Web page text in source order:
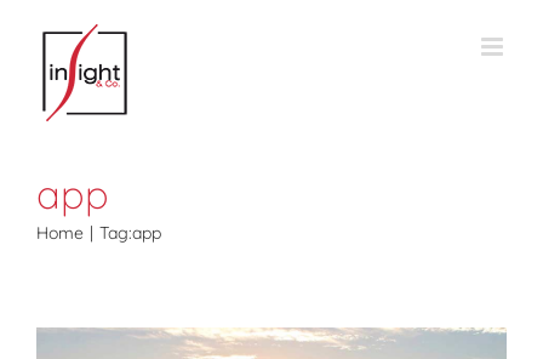
contenuto
app
Home Tag:app